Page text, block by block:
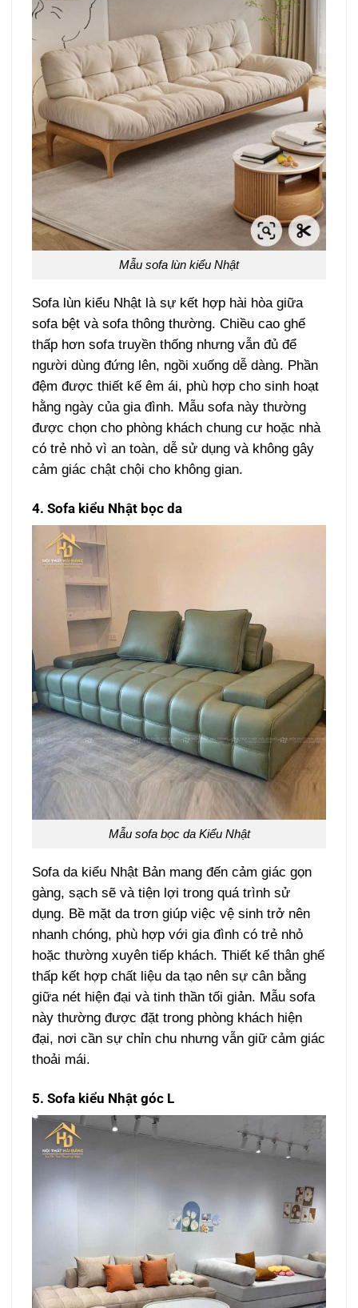
Mẫu sofa lùn kiểu Nhật
Sofa lùn kiểu Nhật là sự kết hợp hài hòa giữa
sofa bệt và sofa thông thường. Chiều cao ghế
thấp hơn sofa truyền thống nhưng vẫn đủ để
người dùng đứng lên, ngồi xuống dễ dàng. Phần
đệm được thiết kế êm ái, phù hợp cho sinh hoạt
hằng ngày của gia đình. Mẫu sofa này thường
được chọn cho phòng khách chung cư hoặc nhà
có trẻ nhỏ vì an toàn, dễ sử dụng và không gây
cảm giác chật chội cho không gian.
4. Sofa kiểu Nhật bọc da
Mẫu sofa bọc da Kiểu Nhật
Sofa da kiểu Nhật Bản mang đến cảm giác gọn
gàng, sạch sẽ và tiện lợi trong quá trình sử
dụng. Bề mặt da trơn giúp việc vệ sinh trở nên
nhanh chóng, phù hợp với gia đình có trẻ nhỏ
hoặc thường xuyên tiếp khách. Thiết kế thân ghế
thấp kết hợp chất liệu da tạo nên sự cân bằng
giữa nét hiện đại và tinh thần tối giản. Mẫu sofa
này thường được đặt trong phòng khách hiện
đại, nơi cần sự chỉn chu nhưng vẫn giữ cảm giác
thoải mái.
5. Sofa kiểu Nhật góc L